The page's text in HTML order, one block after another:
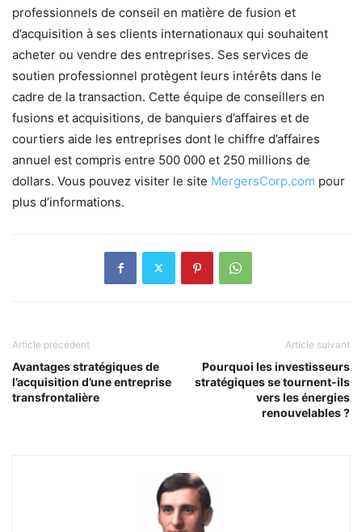
professionnels de conseil en matière de fusion et
d’acquisition à ses clients internationaux qui souhaitent
acheter ou vendre des entreprises. Ses services de
soutien professionnel protègent leurs intérêts dans le
cadre de la transaction. Cette équipe de conseillers en
fusions et acquisitions, de banquiers d’affaires et de
courtiers aide les entreprises dont le chiffre d’affaires
annuel est compris entre 500 000 et 250 millions de
dollars. Vous pouvez visiter le site MergersCorp.com pour
plus d’informations.
Article précédent
Avantages stratégiques de
l’acquisition d’une entreprise
transfrontalière
Article suivant
Pourquoi les investisseurs
stratégiques se tournent-ils
vers les énergies
renouvelables ?